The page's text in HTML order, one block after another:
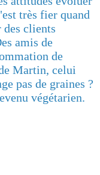
très fier quand
des clients
amis de
de
Martin, celui
pas de graines ?
végétarien.